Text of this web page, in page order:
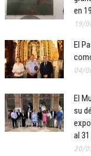
en
19/
El
04/
El
su
al
20/